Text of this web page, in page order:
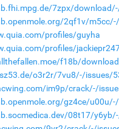
7zpx/
2qf1v/
profiles/guyha
profiles/
f18b/
o3r2r/7vu8/-/issues/
im9p/crack/-/
gz4ce/
08t17/